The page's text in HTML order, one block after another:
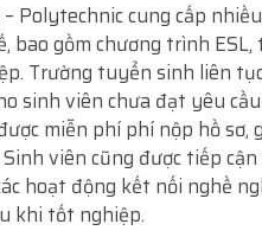
Polytechnic cung cấp
bao gồm chương trình ESL,
Trường tuyển sinh liên
sinh viên chưa đạt yêu
miễn phí phí nộp hồ sơ,
viên cũng được tiếp
hoạt động kết nối nghề
khi tốt nghiệp.